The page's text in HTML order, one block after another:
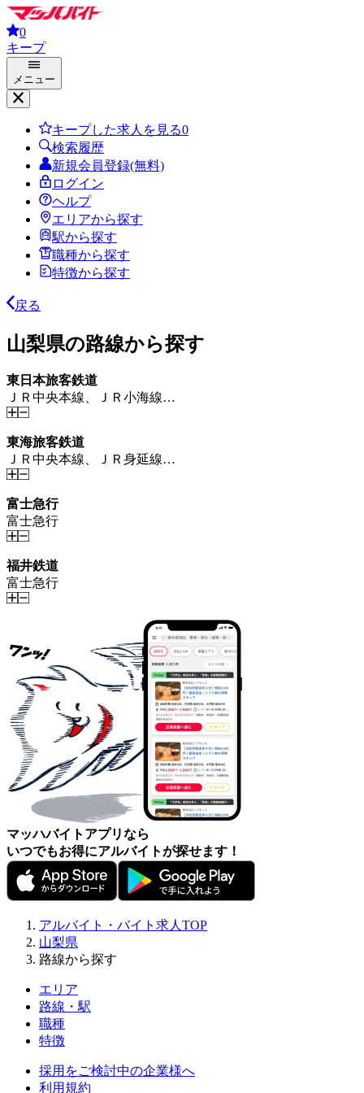
0
キープ
メニュー
キープした求人を見る0
検索履歴
新規会員登録(無料)
ログイン
ヘルプ
エリアから探す
駅から探す
職種から探す
特徴から探す
戻る
山梨県の路線から探す
東日本旅客鉄道
ＪＲ中央本線、ＪＲ小海線…
東海旅客鉄道
ＪＲ中央本線、ＪＲ身延線…
富士急行
富士急行
福井鉄道
富士急行
マッハバイトアプリなら
いつでもお得にアルバイトが探せます！
アルバイト・バイト求人TOP
山梨県
路線から探す
エリア
路線・駅
職種
特徴
採用をご検討中の企業様へ
利用規約